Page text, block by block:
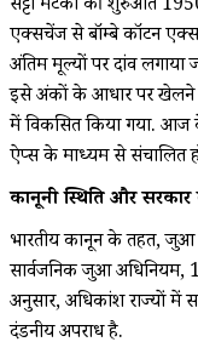
सट्टा मटका की शुरुआत
एक्सचेंज से बॉम्बे कॉटन
अंतिम मूल्यों पर दांव
इसे अंकों के आधार पर खेलने
में विकसित किया गया. आज
ऐप्स के माध्यम से संचालित
कानूनी स्थिति और
भारतीय कानून के तहत, जुआ
सार्वजनिक जुआ
अनुसार, अधिकांश राज्यों में
दंडनीय अपराध है.